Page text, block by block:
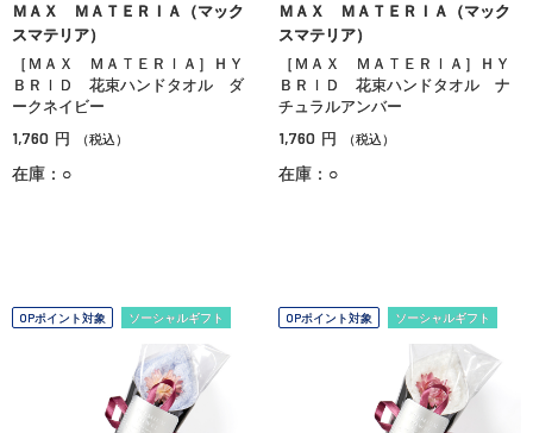
ＭＡＸ ＭＡＴＥＲＩＡ（マック
スマテリア）
［ＭＡＸ ＭＡＴＥＲＩＡ］ＨＹ
ＢＲＩＤ 花束ハンドタオル ダ
ークネイビー
1,760 円 （税込）
在庫：○
ＭＡＸ ＭＡＴＥＲＩＡ（マック
スマテリア）
［ＭＡＸ ＭＡＴＥＲＩＡ］ＨＹ
ＢＲＩＤ 花束ハンドタオル ナ
チュラルアンバー
1,760 円 （税込）
在庫：○
OPポイント対象 ソーシャルギフト OPポイント対象 ソーシャルギフト